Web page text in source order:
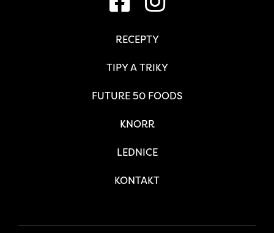
RECEPTY
TIPY A TRIKY
FUTURE 50 FOODS
KNORR
LEDNICE
KONTAKT